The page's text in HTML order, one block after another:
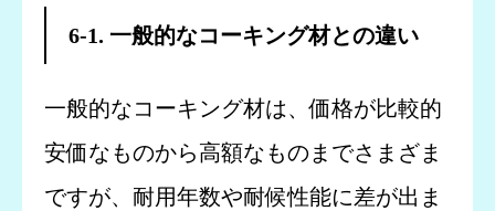
6-1. 一般的なコーキング材との違い
一般的なコーキング材は、価格が比較的
安価なものから高額なものまでさまざま
ですが、耐用年数や耐候性能に差が出ま